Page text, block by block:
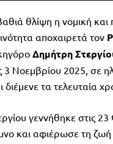
θλίψη η νομική και
αποχαιρετά τον
Δημήτρη
3 Νοεμβρίου 2025, σε
τα τελευταία
γεννήθηκε στις
και αφιέρωσε τη ζωή